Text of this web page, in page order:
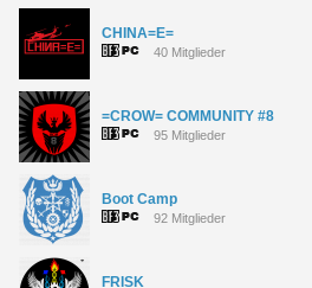
CHINA=E=
40 Mitglieder
=CROW= COMMUNITY #8
95 Mitglieder
Boot Camp
92 Mitglieder
FRISK